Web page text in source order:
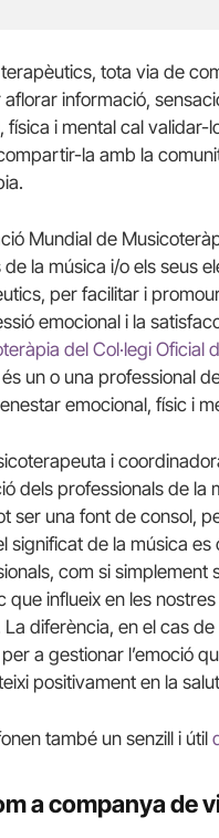
tota via de
informació,
física i mental cal
la amb la
Mundial de
de la música i/o els seus
per facilitar i
emocional i la
del Col·legi Oficial
un o una professional
emocional, físic i
i
dels professionals de la
ser una font de consol,
significat de la música es
com si
que influeix en les
diferència, en el cas
a gestionar l’emoció
positivament en la
també un senzill i útil
a companya de